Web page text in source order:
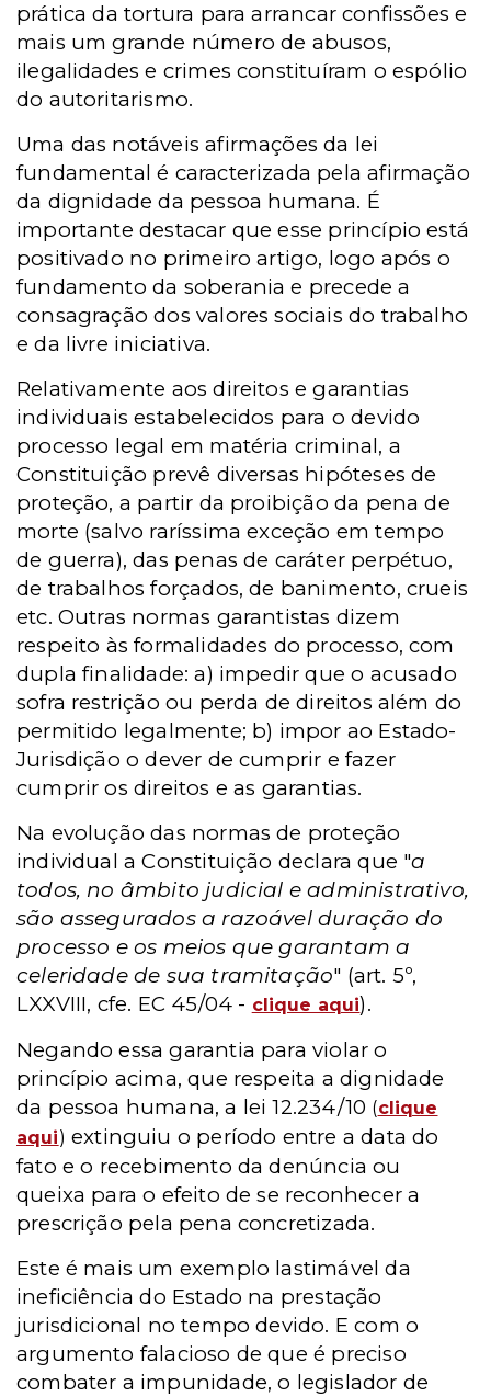
prática da tortura para arrancar confissões e
mais um grande número de abusos,
ilegalidades e crimes constituíram o espólio
do autoritarismo.
Uma das notáveis afirmações da lei
fundamental é caracterizada pela afirmação
da dignidade da pessoa humana. É
importante destacar que esse princípio está
positivado no primeiro artigo, logo após o
fundamento da soberania e precede a
consagração dos valores sociais do trabalho
e da livre iniciativa.
Relativamente aos direitos e garantias
individuais estabelecidos para o devido
processo legal em matéria criminal, a
Constituição prevê diversas hipóteses de
proteção, a partir da proibição da pena de
morte (salvo raríssima exceção em tempo
de guerra), das penas de caráter perpétuo,
de trabalhos forçados, de banimento, crueis
etc. Outras normas garantistas dizem
respeito às formalidades do processo, com
dupla finalidade: a) impedir que o acusado
sofra restrição ou perda de direitos além do
permitido legalmente; b) impor ao Estado-
Jurisdição o dever de cumprir e fazer
cumprir os direitos e as garantias.
Na evolução das normas de proteção
individual a Constituição declara que "a
todos, no âmbito judicial e administrativo,
são assegurados a razoável duração do
processo e os meios que garantam a
celeridade de sua tramitação" (art. 5º,
LXXVIII, cfe. EC 45/04 - clique aqui).
Negando essa garantia para violar o
princípio acima, que respeita a dignidade
da pessoa humana, a lei 12.234/10 (clique
aqui) extinguiu o período entre a data do
fato e o recebimento da denúncia ou
queixa para o efeito de se reconhecer a
prescrição pela pena concretizada.
Este é mais um exemplo lastimável da
ineficiência do Estado na prestação
jurisdicional no tempo devido. E com o
argumento falacioso de que é preciso
combater a impunidade, o legislador de